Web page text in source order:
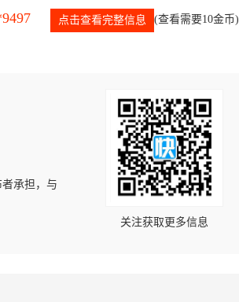
点击查看完整信息 (查看需要10金币)
承担，与
关注获取更多信息